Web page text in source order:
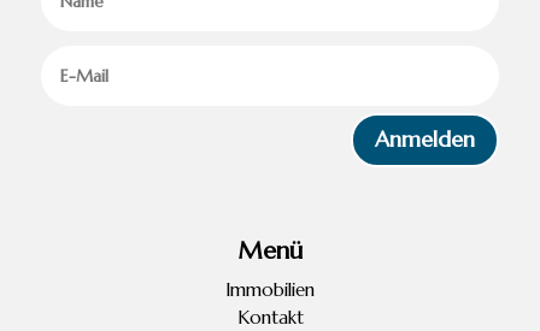
Anmelden
Menü
Immobilien
Kontakt